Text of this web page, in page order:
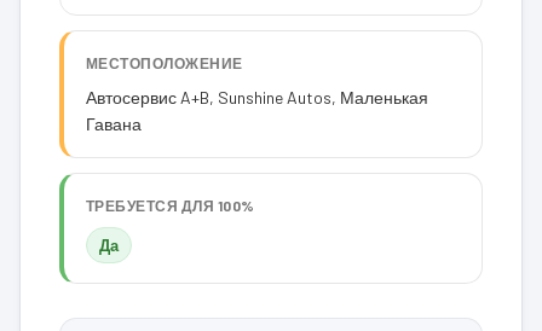
МЕСТОПОЛОЖЕНИЕ
Автосервис A+B, Sunshine Autos, Маленькая
Гавана
ТРЕБУЕТСЯ ДЛЯ 100%
Да